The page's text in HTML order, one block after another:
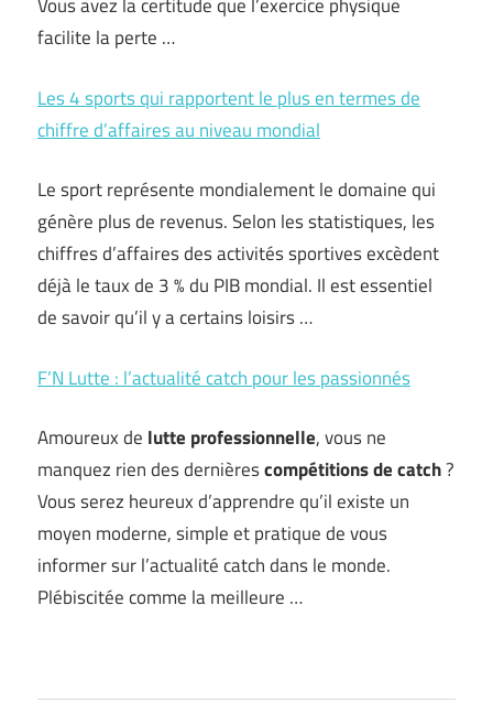
facilite la perte …
Les 4 sports qui rapportent le plus en termes de
chiffre d’affaires au niveau mondial
Le sport représente mondialement le domaine qui
génère plus de revenus. Selon les statistiques, les
chiffres d’affaires des activités sportives excèdent
déjà le taux de 3 % du PIB mondial. Il est essentiel
de savoir qu’il y a certains loisirs …
F’N Lutte : l’actualité catch pour les passionnés
Amoureux de lutte professionnelle, vous ne
manquez rien des dernièrescompétitions de catch?
Vous serez heureux d’apprendre qu’il existe un
moyen moderne, simple et pratique de vous
informer sur l’actualité catch dans le monde.
Plébiscitée comme la meilleure …